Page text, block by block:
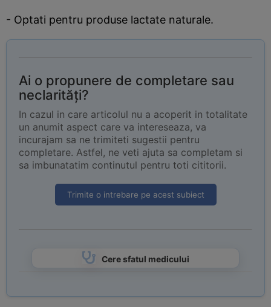
- Optati pentru produse lactate naturale.
Ai o propunere de completare sau
neclarități?
In cazul in care articolul nu a acoperit in totalitate
un anumit aspect care va intereseaza, va
incurajam sa ne trimiteti sugestii pentru
completare. Astfel, ne veti ajuta sa completam si
sa imbunatatim continutul pentru toti cititorii.
Trimite o intrebare pe acest subiect
Cere sfatul medicului